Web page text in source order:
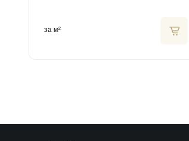
за м²